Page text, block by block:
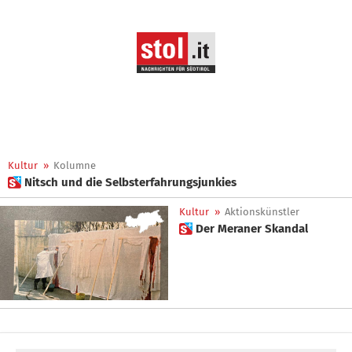
Kultur » Kolumne
 Nitsch und die Selbsterfahrungsjunkies
Kultur » Aktionskünstler
 Der Meraner Skandal